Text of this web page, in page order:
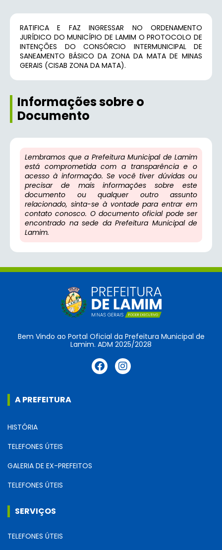
RATIFICA E FAZ INGRESSAR NO ORDENAMENTO
JURÍDICO DO MUNICÍPIO DE LAMIM O PROTOCOLO DE
INTENÇÕES DO CONSÓRCIO INTERMUNICIPAL DE
SANEAMENTO BÁSICO DA ZONA DA MATA DE MINAS
GERAIS (CISAB ZONA DA MATA).
Informações sobre o
Documento
Lembramos que a Prefeitura Municipal de Lamim
está comprometida com a transparência e o
acesso à informação. Se você tiver dúvidas ou
precisar de mais informações sobre este
documento ou qualquer outro assunto
relacionado, sinta-se à vontade para entrar em
contato conosco. O documento oficial pode ser
encontrado na sede da Prefeitura Municipal de
Lamim.
Bem Vindo ao Portal Oficial da Prefeitura Municipal de
Lamim. ADM 2025/2028
A PREFEITURA
HISTÓRIA
TELEFONES ÚTEIS
GALERIA DE EX-PREFEITOS
TELEFONES ÚTEIS
SERVIÇOS
TELEFONES ÚTEIS